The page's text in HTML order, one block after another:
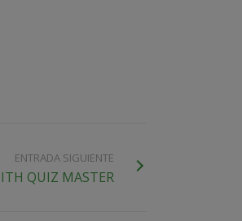
ENTRADA SIGUIENTE
QUIZ MASTER